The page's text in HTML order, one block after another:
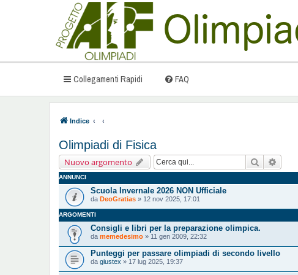
Collegamenti Rapidi FAQ
Indice
Olimpiadi di Fisica
Nuovo argomento Cerca
ANNUNCI
Scuola Invernale 2026 NON Ufficiale
da DeoGratias » 12 nov 2025, 17:01
ARGOMENTI
Consigli e libri per la preparazione olimpica.
da memedesimo » 11 gen 2009, 22:32
Punteggi per passare olimpiadi di secondo livello
da giustex » 17 lug 2025, 19:37